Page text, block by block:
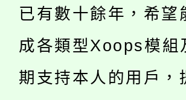
代理(課)教師
公告本校115
代理(課)教師
轉知中國文化
《TA101》溝
轉知苗栗縣政
已有數十餘年，希
成各類型Xoops模
期支持本人的用戶